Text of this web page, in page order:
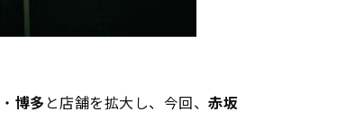
・ 博多 と店舗を拡大し、今回、赤坂